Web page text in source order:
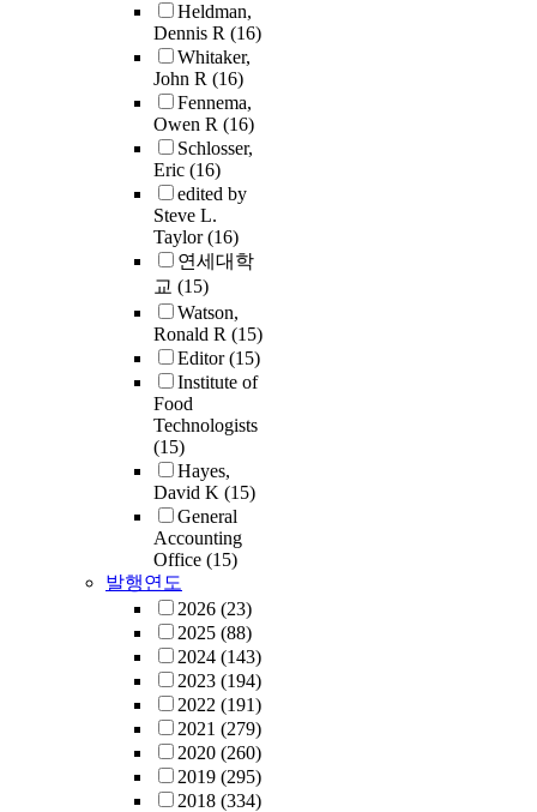
Heldman,
Dennis R (16)
Whitaker,
John R (16)
Fennema,
Owen R (16)
Schlosser,
Eric (16)
edited by
Steve L.
Taylor(16)
연세대학
교 (15)
Watson,
Ronald R (15)
Editor(15)
Institute of
Food
Technologists
(15)
Hayes,
David K (15)
General
Accounting
Office (15)
발행연도
2026 (23)
2025 (88)
2024 (143)
2023 (194)
2022 (191)
2021 (279)
2020 (260)
2019 (295)
2018 (334)